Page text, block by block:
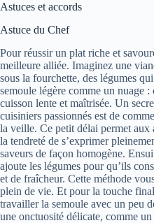
Astuces et accords
Astuce du Chef
Pour réussir un plat riche et
meilleure alliée. Imaginez une
sous la fourchette, des légumes
semoule légère comme un nuage :
cuisson lente et maîtrisée. Un
cuisiniers passionnés est de
la veille. Ce petit délai permet aux
la tendreté de s’exprimer
saveurs de façon homogène.
ajoute les légumes pour qu’ils
et de fraîcheur. Cette méthode
plein de vie. Et pour la touche
travailler la semoule avec un peu
une onctuosité délicate, comme